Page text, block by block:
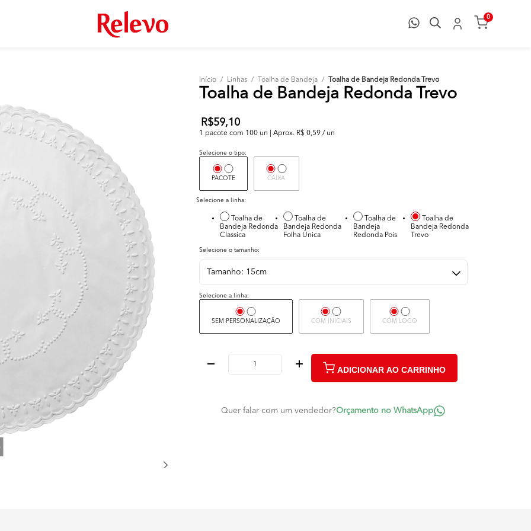
0
Início / Linhas / Toalha de Bandeja / Toalha de Bandeja Redonda Trevo
Toalha de Bandeja Redonda Trevo
R$59,10
1 pacote com 100 un | Aprox. R$ 0,59 / un
Selecione a linha:
Toalha de
Bandeja Redonda
Classica
Toalha de
Bandeja Redonda
Folha Única
Toalha de
Bandeja
Redonda Pois
Toalha de
Bandeja Redonda
Trevo
Selecione o tipo:
PACOTE CAIXA
Selecione a linha:
SEM PERSONALIZAÇÃO COM INICIAIS COM LOGO
Selecione o tamanho:
ADICIONAR AO CARRINHO
Quer falar com um vendedor?Orçamento no WhatsApp